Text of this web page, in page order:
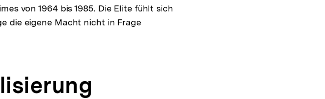
von 1964 bis 1985. Die Elite fühlt sich
die eigene Macht nicht in Frage